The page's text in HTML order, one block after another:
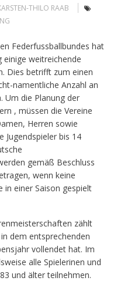
THILO RAAB
Federfussballbundes hat
einige weitreichende
Dies betrifft zum einen
namentliche Anzahl an
Um die Planung der
, müssen die Vereine
Herren sowie
Jugendspieler bis 14
gemäß Beschluss
wenn keine
in einer Saison gespielt
zählt
dem entsprechenden
vollendet hat. Im
alle Spielerinen und
und älter teilnehmen.